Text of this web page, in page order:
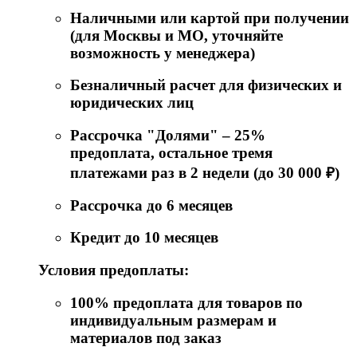
Наличными или картой при получении
(для Москвы и МО, уточняйте
возможность у менеджера)
Безналичный расчет для физических и
юридических лиц
Рассрочка "Долями" – 25%
предоплата, остальное тремя
платежами раз в 2 недели (до 30 000 ₽)
Рассрочка до 6 месяцев
Кредит до 10 месяцев
Условия предоплаты:
100% предоплата для товаров по
индивидуальным размерам и
материалов под заказ